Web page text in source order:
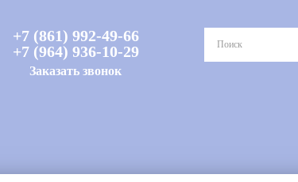
+7 (861) 992-49-66
+7 (964) 936-10-29
Заказать звонок